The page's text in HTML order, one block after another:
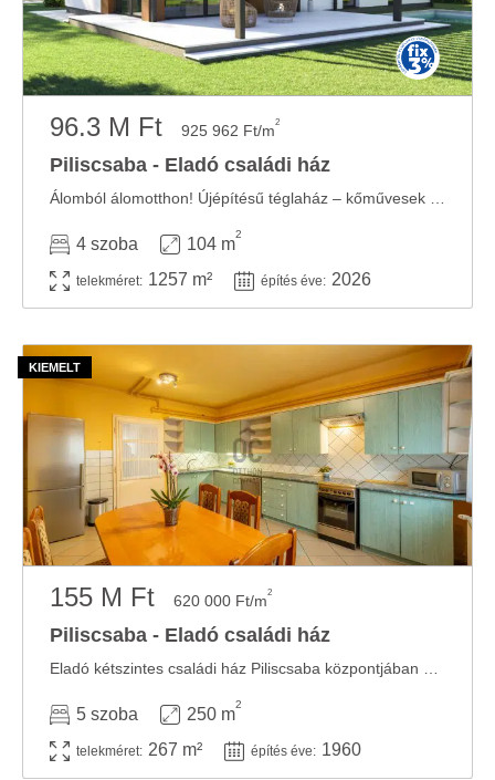
96.3 M Ft 925 962 Ft/m2
Piliscsaba - Eladó családi ház
4 szoba 104 m
2
telekméret: 1257 m² építés éve: 2026
155 M Ft 620 000 Ft/m2
Piliscsaba - Eladó családi ház
5 szoba 250 m
2
telekméret: 267 m² építés éve: 1960